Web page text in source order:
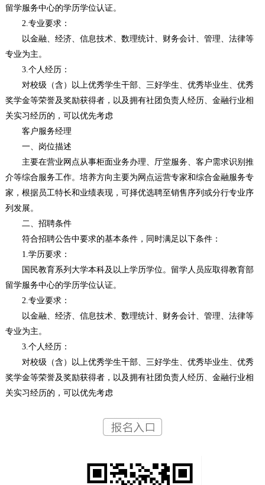
留学服务中心的学历学位认证。
2.专业要求：
以金融、经济、信息技术、数理统计、财务会计、管理、法律等
专业为主。
3.个人经历：
对校级（含）以上优秀学生干部、三好学生、优秀毕业生、优秀
奖学金等荣誉及奖励获得者，以及拥有社团负责人经历、金融行业相
关实习经历的，可以优先考虑
客户服务经理
一、岗位描述
主要在营业网点从事柜面业务办理、厅堂服务、客户需求识别推
介等综合服务工作。培养方向主要为网点运营专家和综合金融服务专
家，根据员工特长和业绩表现，可择优选聘至销售序列或分行专业序
列发展。
二、招聘条件
符合招聘公告中要求的基本条件，同时满足以下条件：
1.学历要求：
国民教育系列大学本科及以上学历学位。留学人员应取得教育部
留学服务中心的学历学位认证。
2.专业要求：
以金融、经济、信息技术、数理统计、财务会计、管理、法律等
专业为主。
3.个人经历：
对校级（含）以上优秀学生干部、三好学生、优秀毕业生、优秀
奖学金等荣誉及奖励获得者，以及拥有社团负责人经历、金融行业相
关实习经历的，可以优先考虑